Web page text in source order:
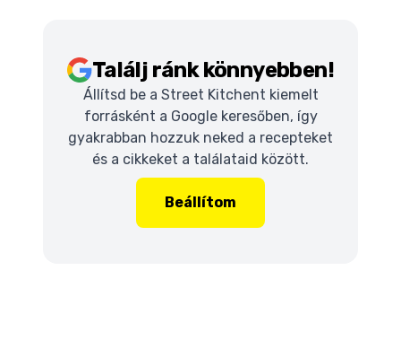
Találj ránk könnyebben!
Állítsd be a Street Kitchent kiemelt
forrásként a Google keresőben, így
gyakrabban hozzuk neked a recepteket
és a cikkeket a találataid között.
Beállítom